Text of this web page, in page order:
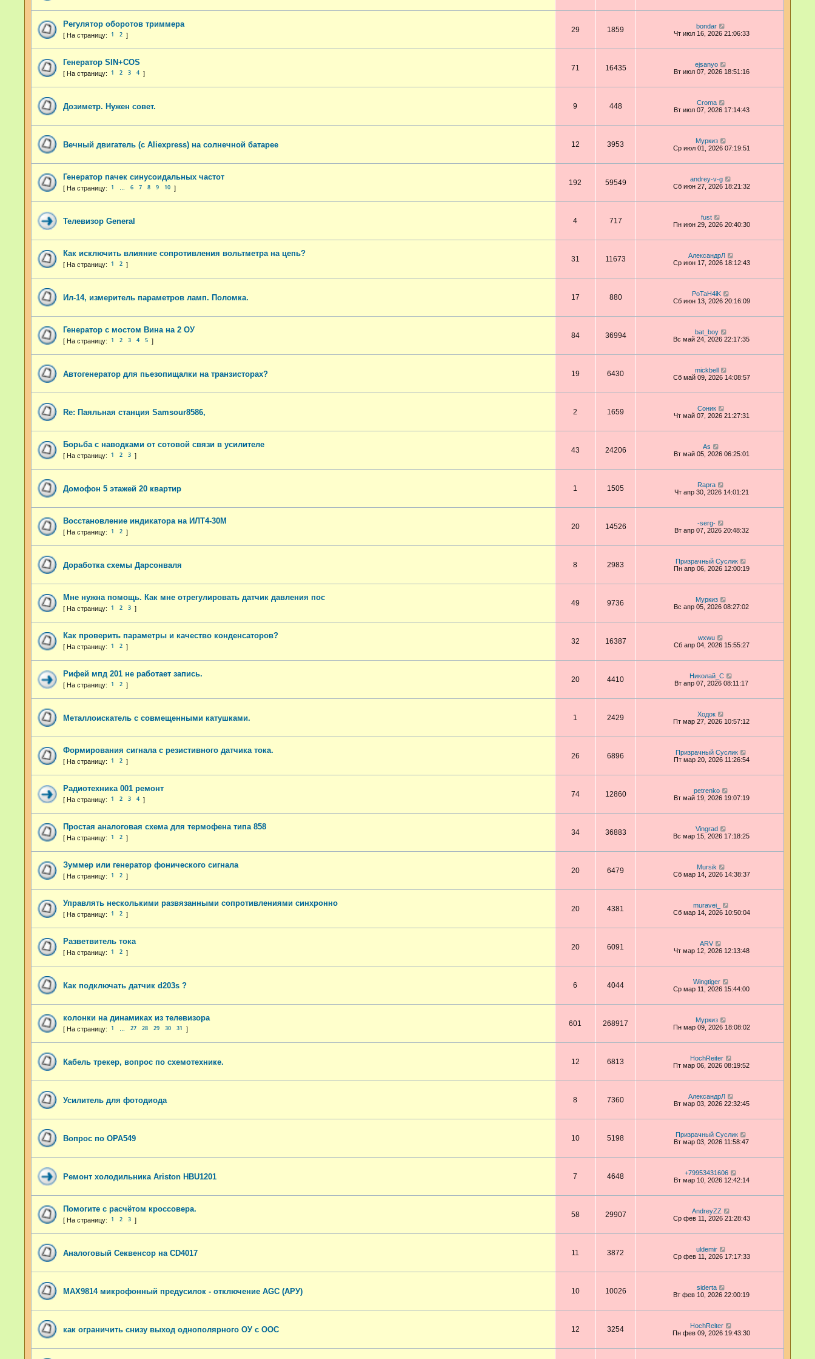
Регулятор оборотов триммера
1 2
29 1859
bondar
Чт июл 16, 2026 21:06:33
Генератор SIN+COS
1 2 3 4
71 16435
ejsanyo
Вт июл 07, 2026 18:51:16
Дозиметр. Нужен совет. 9 448
Croma
Вт июл 07, 2026 17:14:43
Вечный двигатель (с Aliexpress) на солнечной батарее 12 3953
Муркиз
Ср июл 01, 2026 07:19:51
Генератор пачек синусоидальных частот
1 6 7 8 9 10
192 59549
andrey-v-g
Сб июн 27, 2026 18:21:32
Телевизор General 4 717
fust
Пн июн 29, 2026 20:40:30
Как исключить влияние сопротивления вольтметра на цепь?
1 2
31 11673
АлександрЛ
Ср июн 17, 2026 18:12:43
Ил-14, измеритель параметров ламп. Поломка. 17 880
PoTaH4iK
Сб июн 13, 2026 20:16:09
Генератор с мостом Вина на 2 ОУ
1 2 3 4 5
84 36994
bat_boy
Вс май 24, 2026 22:17:35
Автогенератор для пьезопищалки на транзисторах? 19 6430
mickbell
Сб май 09, 2026 14:08:57
Re: Паяльная станция Samsour8586, 2 1659
Соник
Чт май 07, 2026 21:27:31
Борьба с наводками от сотовой связи в усилителе
1 2 3
43 24206
As
Вт май 05, 2026 06:25:01
Домофон 5 этажей 20 квартир 1 1505
Rapra
Чт апр 30, 2026 14:01:21
Восстановление индикатора на ИЛТ4-30М
1 2
20 14526
-serg-
Вт апр 07, 2026 20:48:32
Доработка схемы Дарсонваля 8 2983
Призрачный Суслик
Пн апр 06, 2026 12:00:19
Мне нужна помощь. Как мне отрегулировать датчик давления пос
1 2 3
49 9736
Муркиз
Вс апр 05, 2026 08:27:02
Как проверить параметры и качество конденсаторов?
1 2
32 16387
wxwu
Сб апр 04, 2026 15:55:27
Рифей мпд 201 не работает запись.
1 2
20 4410
Николай_С
Вт апр 07, 2026 08:11:17
Металлоискатель с совмещенными катушками. 1 2429
Ходок
Пт мар 27, 2026 10:57:12
Формирования сигнала с резистивного датчика тока.
1 2
26 6896
Призрачный Суслик
Пт мар 20, 2026 11:26:54
Радиотехника 001 ремонт
1 2 3 4
74 12860
petrenko
Вт май 19, 2026 19:07:19
Простая аналоговая схема для термофена типа 858
1 2
34 36883
Vingrad
Вс мар 15, 2026 17:18:25
Зуммер или генератор фонического сигнала
1 2
20 6479
Mursik
Сб мар 14, 2026 14:38:37
Управлять несколькими развязанными сопротивлениями синхронно
1 2
20 4381
muravei_
Сб мар 14, 2026 10:50:04
Разветвитель тока
1 2
20 6091
ARV
Чт мар 12, 2026 12:13:48
Как подключать датчик d203s ? 6 4044
Wingtiger
Ср мар 11, 2026 15:44:00
колонки на динамиках из телевизора
1 27 28 29 30 31
601 268917
Муркиз
Пн мар 09, 2026 18:08:02
Кабель трекер, вопрос по схемотехнике. 12 6813
HochReiter
Пт мар 06, 2026 08:19:52
Усилитель для фотодиода 8 7360
АлександрЛ
Вт мар 03, 2026 22:32:45
Вопрос по OPA549 10 5198
Призрачный Суслик
Вт мар 03, 2026 11:58:47
Ремонт холодильника Ariston HBU1201 7 4648
+79953431606
Вт мар 10, 2026 12:42:14
Помогите с расчётом кроссовера.
1 2 3
58 29907
AndreyZZ
Ср фев 11, 2026 21:28:43
Аналоговый Секвенсор на CD4017 11 3872
uldemir
Ср фев 11, 2026 17:17:33
MAX9814 микрофонный предусилок - отключение AGC (АРУ) 10 10026
siderta
Вт фев 10, 2026 22:00:19
как ограничить снизу выход однополярного ОУ с ООС 12 3254
HochReiter
Пн фев 09, 2026 19:43:30